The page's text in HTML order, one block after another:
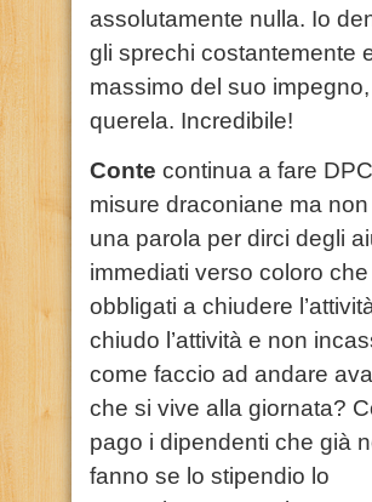
assolutamente nulla. Io
gli sprechi costantemente
massimo del suo
querela. Incredibile!
Conte continua a fare
misure draconiane ma
una parola per dirci degli
immediati verso coloro
obbligati a chiudere
chiudo l’attività e non
come faccio ad andare
che si vive alla giornata?
pago i dipendenti che già
fanno se lo stipendio lo